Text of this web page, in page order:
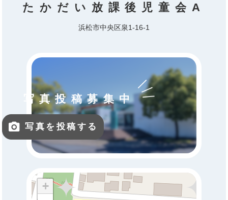
たかだい放課後児童会A
浜松市中央区泉1-16-1
写真投稿募集中
写真を投稿する
+